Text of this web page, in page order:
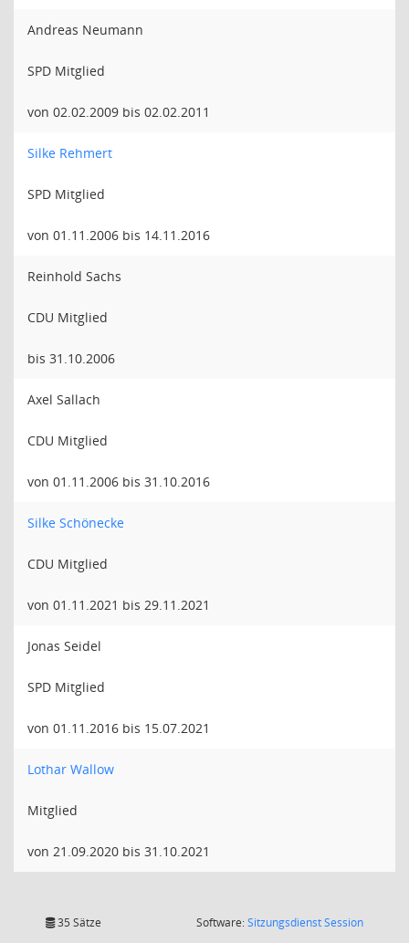
Andreas Neumann
SPD Mitglied
von 02.02.2009 bis 02.02.2011
Silke Rehmert
SPD Mitglied
von 01.11.2006 bis 14.11.2016
Reinhold Sachs
CDU Mitglied
bis 31.10.2006
Axel Sallach
CDU Mitglied
von 01.11.2006 bis 31.10.2016
Silke Schönecke
CDU Mitglied
von 01.11.2021 bis 29.11.2021
Jonas Seidel
SPD Mitglied
von 01.11.2016 bis 15.07.2021
Lothar Wallow
Mitglied
von 21.09.2020 bis 31.10.2021
35 Sätze Software:SitzungsdienstSession(Wird in